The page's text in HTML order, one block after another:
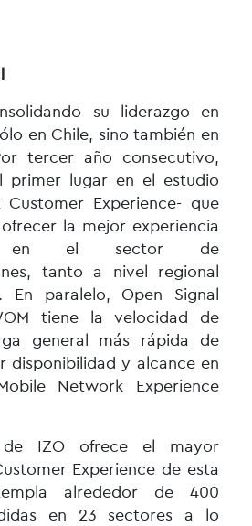
su liderazgo en
en Chile, sino también en
tercer año consecutivo,
primer lugar en el estudio
Customer Experience- que
la mejor experiencia
en el sector de
tanto a nivel regional
En paralelo, Open Signal
tiene la velocidad de
general más rápida de
disponibilidad y alcance en
Network Experience
de IZO ofrece el mayor
Experience de esta
alrededor de 400
en 23 sectores a lo